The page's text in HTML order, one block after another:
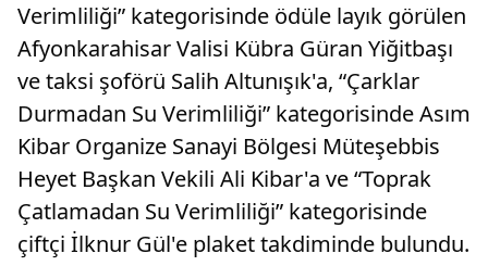
Verimliliği” kategorisinde ödüle layık görülen
Afyonkarahisar Valisi Kübra Güran Yiğitbaşı
ve taksi şoförü Salih Altunışık'a, “Çarklar
Durmadan Su Verimliliği” kategorisinde Asım
Kibar Organize Sanayi Bölgesi Müteşebbis
Heyet Başkan Vekili Ali Kibar'a ve “Toprak
Çatlamadan Su Verimliliği” kategorisinde
çiftçi İlknur Gül'e plaket takdiminde bulundu.